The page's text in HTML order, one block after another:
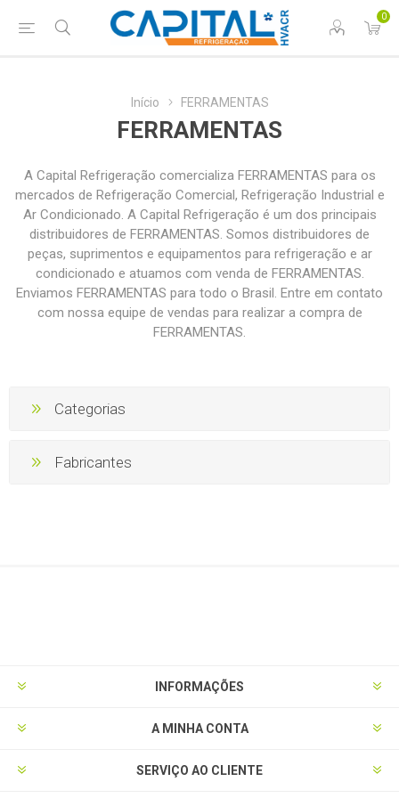
0
Início FERRAMENTAS
FERRAMENTAS
A Capital Refrigeração comercializa FERRAMENTAS para os
mercados de Refrigeração Comercial, Refrigeração Industrial e
Ar Condicionado. A Capital Refrigeração é um dos principais
distribuidores de FERRAMENTAS. Somos distribuidores de
peças, suprimentos e equipamentos para refrigeração e ar
condicionado e atuamos com venda de FERRAMENTAS.
Enviamos FERRAMENTAS para todo o Brasil. Entre em contato
com nossa equipe de vendas para realizar a compra de
FERRAMENTAS.
Categorias
Fabricantes
INFORMAÇÕES
A MINHA CONTA
SERVIÇO AO CLIENTE